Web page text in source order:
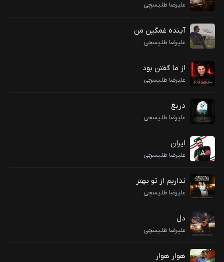
علیرضا طلیسچی
آینده غمگین من
علیرضا طلیسچی
از ما گفتن بود
علیرضا طلیسچی
دریغ
علیرضا طلیسچی
ایران
علیرضا طلیسچی
نداریم از تو بهتر
علیرضا طلیسچی
دل
علیرضا طلیسچی
هوار هوار